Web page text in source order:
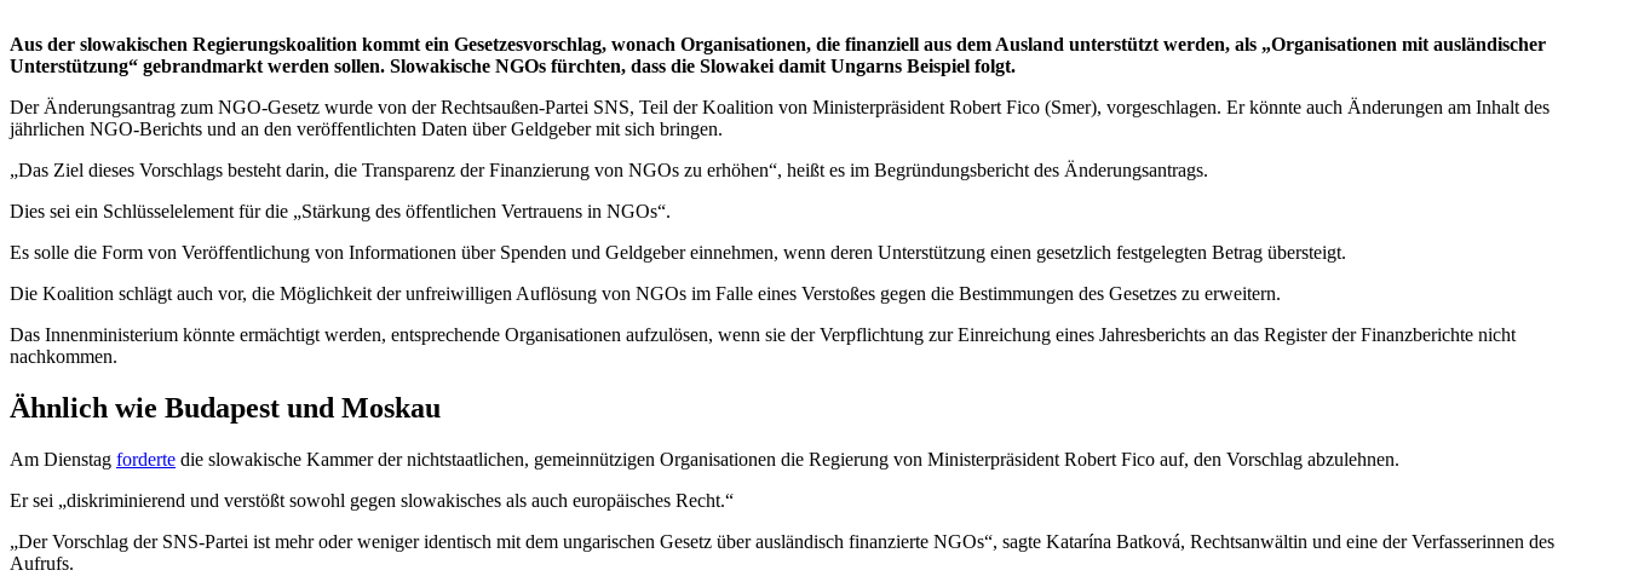
Aus der slowakischen Regierungskoalition kommt ein Gesetzesvorschlag, wonach Organisationen, die finanziell aus dem Ausland unterstützt werden, als „Organisationen mit ausländischer
Unterstützung“ gebrandmarkt werden sollen. Slowakische NGOs fürchten, dass die Slowakei damit Ungarns Beispiel folgt.
Der Änderungsantrag zum NGO-Gesetz wurde von der Rechtsaußen-Partei SNS, Teil der Koalition von Ministerpräsident Robert Fico (Smer), vorgeschlagen. Er könnte auch Änderungen am Inhalt des
jährlichen NGO-Berichts und an den veröffentlichten Daten über Geldgeber mit sich bringen.
„Das Ziel dieses Vorschlags besteht darin, die Transparenz der Finanzierung von NGOs zu erhöhen“, heißt es im Begründungsbericht des Änderungsantrags.
Dies sei ein Schlüsselelement für die „Stärkung des öffentlichen Vertrauens in NGOs“.
Es solle die Form von Veröffentlichung von Informationen über Spenden und Geldgeber einnehmen, wenn deren Unterstützung einen gesetzlich festgelegten Betrag übersteigt.
Die Koalition schlägt auch vor, die Möglichkeit der unfreiwilligen Auflösung von NGOs im Falle eines Verstoßes gegen die Bestimmungen des Gesetzes zu erweitern.
Das Innenministerium könnte ermächtigt werden, entsprechende Organisationen aufzulösen, wenn sie der Verpflichtung zur Einreichung eines Jahresberichts an das Register der Finanzberichte nicht
nachkommen.
Ähnlich wie Budapest und Moskau
Am Dienstag forderte die slowakische Kammer der nichtstaatlichen, gemeinnützigen Organisationen die Regierung von Ministerpräsident Robert Fico auf, den Vorschlag abzulehnen.
Er sei „diskriminierend und verstößt sowohl gegen slowakisches als auch europäisches Recht.“
„Der Vorschlag der SNS-Partei ist mehr oder weniger identisch mit dem ungarischen Gesetz über ausländisch finanzierte NGOs“, sagte Katarína Batková, Rechtsanwältin und eine der Verfasserinnen des
Aufrufs.